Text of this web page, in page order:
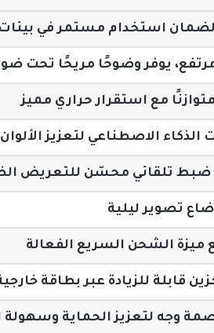
لضمان استخدام مستمر في
يوفر وضوحًا مريحًا تحت ضوء
مع استقرار حراري مميز
الاصطناعي لتعزيز
ضبط تلقائي محسّن للتعريض
تصوير ليلية
ميزة الشحن السريع الفعالة
قابلة للزيادة عبر بطاقة
وجه لتعزيز الحماية وسهولة